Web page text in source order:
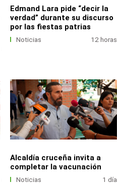
Edmand Lara pide “decir la
verdad” durante su discurso
por las fiestas patrias
Noticias 12 horas
Alcaldía cruceña invita a
completar la vacunación
Noticias 1 día